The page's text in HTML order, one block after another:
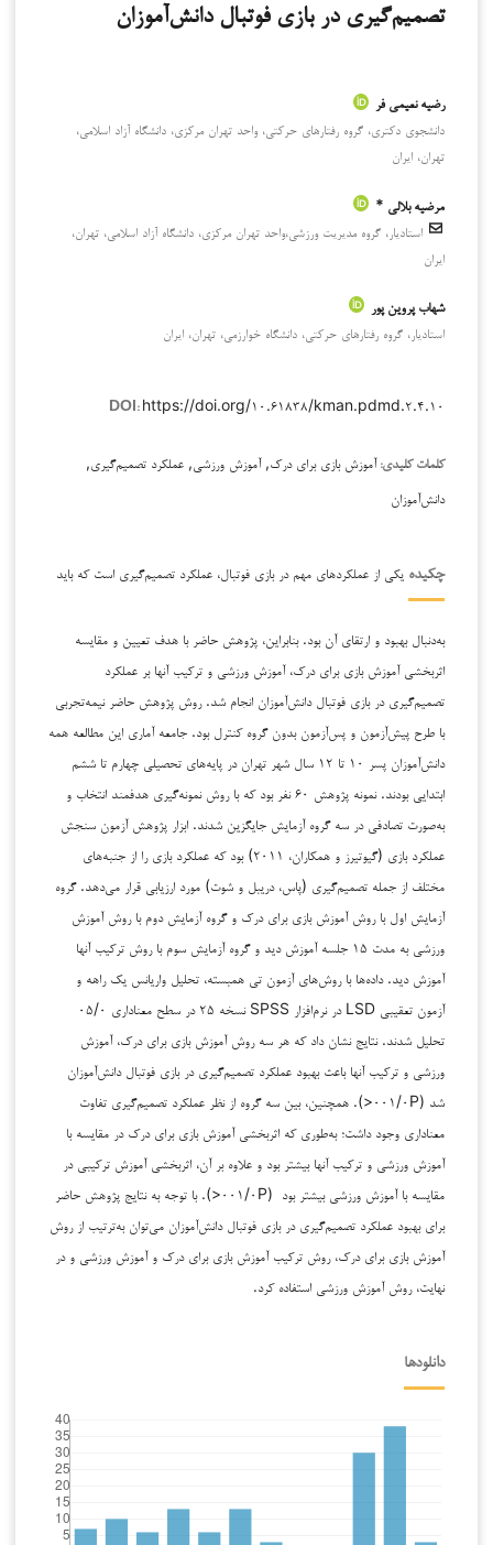
تصمیم‌گیری در بازی فوتبال دانش‌آموزان
رضیه نعیمی فر
دانشجوی دکتری، گروه رفتارهای حرکتی، واحد تهران مرکزی، دانشگاه آزاد اسلامی،
تهران، ایران
مرضیه بلالی *
استادیار، گروه مدیریت ورزشی،واحد تهران مرکزی، دانشگاه آزاد اسلامی، تهران،
ایران
شهاب پروین پور
استادیار، گروه رفتارهای حرکتی، دانشگاه خوارزمی، تهران، ایران
DOI: https://doi.org/۱۰.۶۱۸۳۸/kman.pdmd.۲.۴.۱۰
کلمات کلیدی: آموزش بازی برای درک, آموزش ورزشی, عملکرد تصمیم‌گیری,
دانش‌آموزان
چکیده یکی از عملکردهای مهم در بازی فوتبال، عملکرد تصمیم‌گیری است که باید
به‌دنبال بهبود و ارتقای آن بود. بنابراین، پژوهش حاضر با هدف تعیین و مقایسه
اثربخشی آموزش بازی برای درک، آموزش ورزشی و ترکیب آنها بر عملکرد
تصمیم‌گیری در بازی فوتبال دانش‌آموزان انجام شد. روش پژوهش حاضر نیمه‌تجربی
با طرح پیش‌آزمون و پس‌آزمون بدون گروه کنترل بود. جامعه آماری این مطالعه همه
دانش‌آموزان پسر ۱۰ تا ۱۲ سال شهر تهران در پایه‌های تحصیلی چهارم تا ششم
ابتدایی بودند. نمونه پژوهش ۶۰ نفر بود که با روش نمونه‌گیری هدفمند انتخاب و
به‌صورت تصادفی در سه گروه آزمایش جایگزین شدند. ابزار پژوهش آزمون سنجش
عملکرد بازی (گیوتیرز و همکاران، ۲۰۱۱) بود که عملکرد بازی را از جنبه‌های
مختلف از جمله تصمیم‌گیری (پاس، دریبل و شوت) مورد ارزیابی قرار می‌دهد. گروه
آزمایش اول با روش آموزش بازی برای درک و گروه آزمایش دوم با روش آموزش
ورزشی به مدت ۱۵ جلسه آموزش دید و گروه آزمایش سوم با روش ترکیب آنها
آموزش دید. داده‌ها با روش‌های آزمون تی همبسته، تحلیل واریانس یک راهه و
آزمون تعقیبی LSD در نرم‌افزار SPSS نسخه ۲۵ در سطح معناداری ۰۵/۰
تحلیل شدند. نتایج نشان داد که هر سه روش آموزش بازی برای درک، آموزش
ورزشی و ترکیب آنها باعث بهبود عملکرد تصمیم‌گیری در بازی فوتبال دانش‌آموزان
شد (۰۰۱/۰P<). همچنین، بین سه گروه از نظر عملکرد تصمیم‌گیری تفاوت
معناداری وجود داشت؛ به‌طوری که اثربخشی آموزش بازی برای درک در مقایسه با
آموزش ورزشی و ترکیب آنها بیشتر بود و علاوه بر آن، اثربخشی آموزش ترکیبی در
مقایسه با آموزش ورزشی بیشتر بود (۰۰۱/۰P<). با توجه به نتایج پژوهش حاضر
برای بهبود عملکرد تصمیم‌گیری در بازی فوتبال دانش‌آموزان می‌توان به‌ترتیب از روش
آموزش بازی برای درک، روش ترکیب آموزش بازی برای درک و آموزش ورزشی و در
نهایت، روش آموزش ورزشی استفاده کرد.
دانلودها